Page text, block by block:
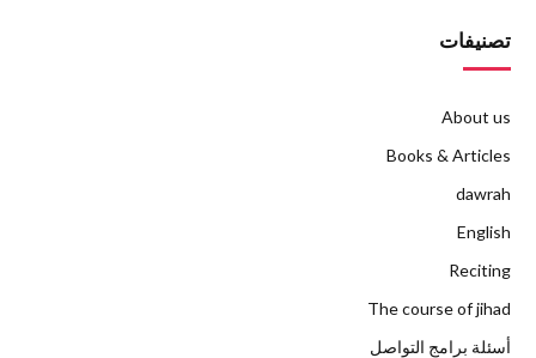
تصنيفات
About us
Books & Articles
dawrah
English
Reciting
The course of jihad
أسئلة برامج التواصل